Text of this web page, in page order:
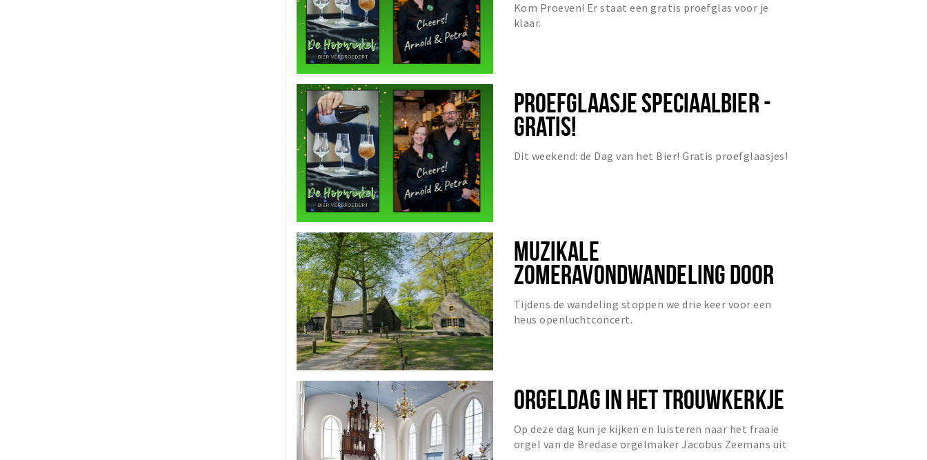
Kom Proeven! Er staat een gratis proefglas voor je
klaar.
PROEFGLAASJE SPECIAALBIER -
GRATIS!
Dit weekend: de Dag van het Bier! Gratis proefglaasjes!
MUZIKALE
ZOMERAVONDWANDELING DOOR
DE PANNENHOEF
Tijdens de wandeling stoppen we drie keer voor een
heus openluchtconcert.
ORGELDAG IN HET TROUWKERKJE
Op deze dag kun je kijken en luisteren naar het fraaie
orgel van de Bredase orgelmaker Jacobus Zeemans uit